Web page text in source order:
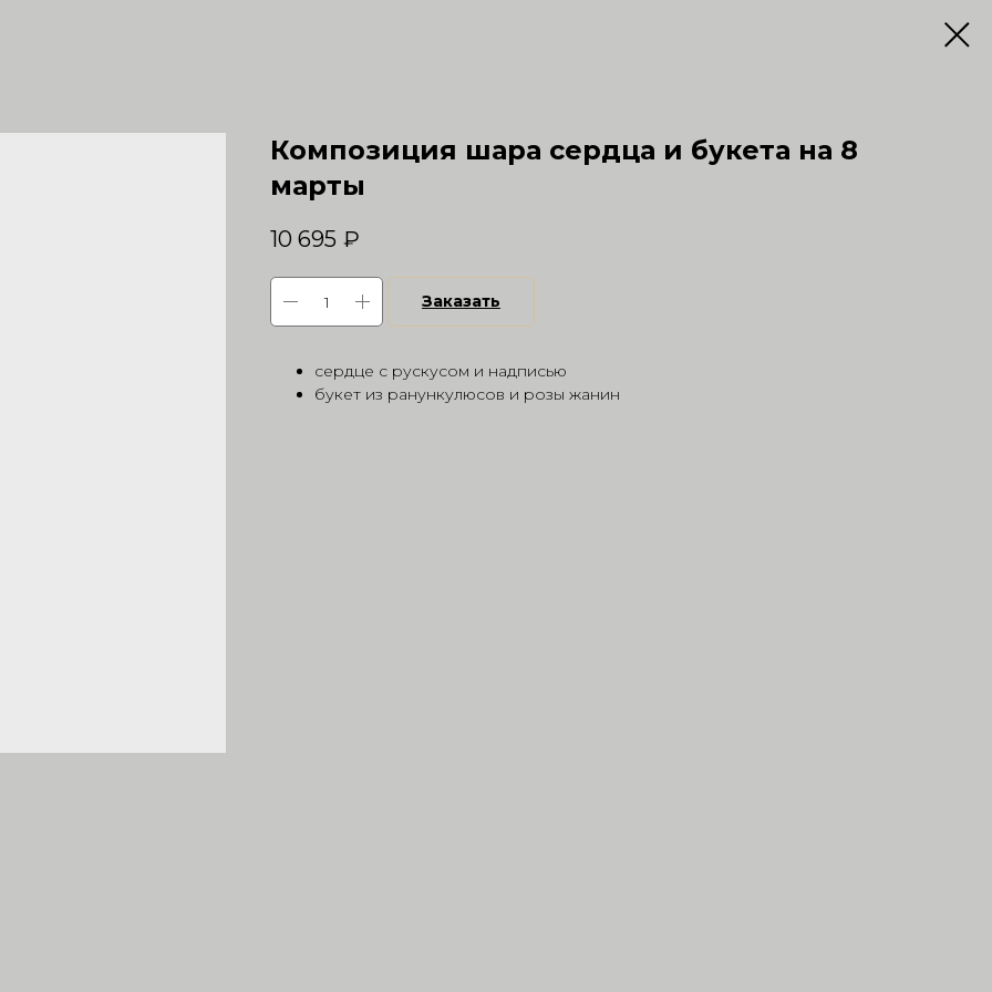
Композиция шара сердца и букета на 8
марты
10 695 ₽
Заказать
сердце с рускусом и надписью
букет из ранункулюсов и розы жанин